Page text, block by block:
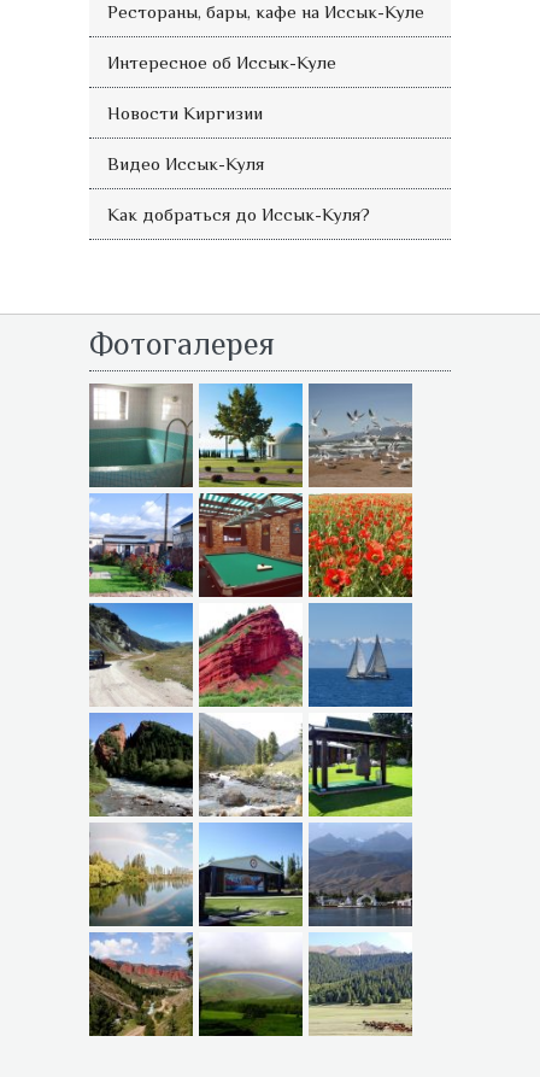
Рестораны, бары, кафе на Иссык-Куле
Интересное об Иссык-Куле
Новости Киргизии
Видео Иссык-Куля
Как добраться до Иссык-Куля?
Фотогалерея